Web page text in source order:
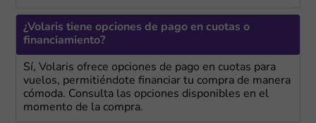
¿Volaris tiene opciones de pago en cuotas o
financiamiento?
Sí, Volaris ofrece opciones de pago en cuotas para
vuelos, permitiéndote financiar tu compra de manera
cómoda. Consulta las opciones disponibles en el
momento de la compra.